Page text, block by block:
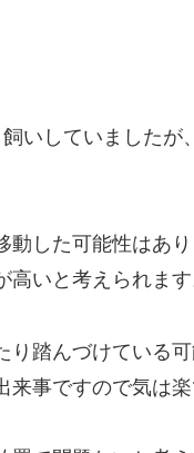
いしていましたが、
動した可能性はあ
いと考えられます
踏んづけている
事ですので気は楽